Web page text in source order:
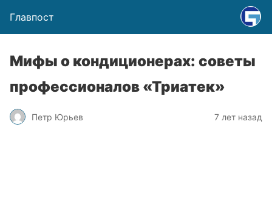
Главпост
Мифы о кондиционерах: советы
профессионалов «Триатек»
Петр Юрьев 7 лет назад